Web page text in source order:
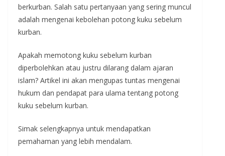
berkurban. Salah satu pertanyaan yang sering muncul
adalah mengenai kebolehan potong kuku sebelum
kurban.
Apakah memotong kuku sebelum kurban
diperbolehkan atau justru dilarang dalam ajaran
islam? Artikel ini akan mengupas tuntas mengenai
hukum dan pendapat para ulama tentang potong
kuku sebelum kurban.
Simak selengkapnya untuk mendapatkan
pemahaman yang lebih mendalam.